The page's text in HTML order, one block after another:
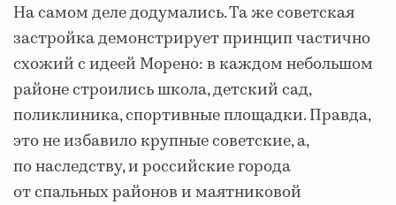
На самом деле додумались. Та же советская
застройка демонстрирует принцип частично
схожий с идеей Морено: в каждом небольшом
районе строились школа, детский сад,
поликлиника, спортивные площадки. Правда,
это не избавило крупные советские, а,
по наследству, и российские города
от спальных районов и маятниковой